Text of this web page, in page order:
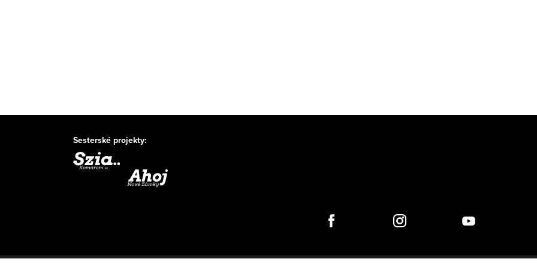
Sesterské projekty: